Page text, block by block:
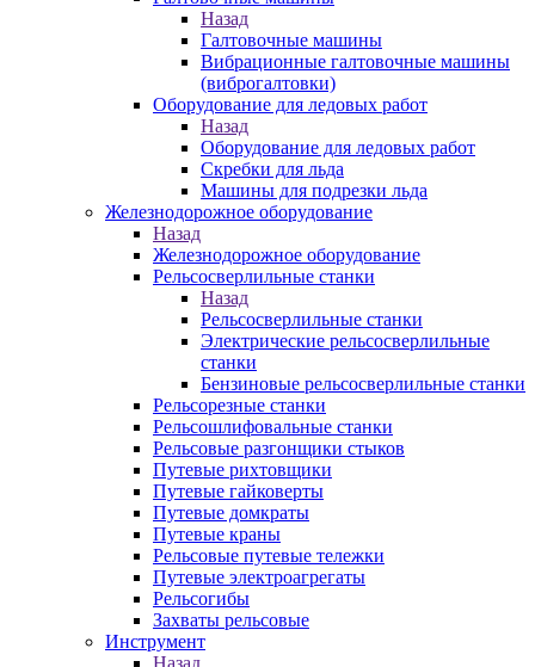
Назад
Галтовочные машины
Вибрационные галтовочные машины
(виброгалтовки)
Оборудование для ледовых работ
Назад
Оборудование для ледовых работ
Скребки для льда
Машины для подрезки льда
Железнодорожное оборудование
Назад
Железнодорожное оборудование
Рельсосверлильные станки
Назад
Рельсосверлильные станки
Электрические рельсосверлильные
станки
Бензиновые рельсосверлильные станки
Рельсорезные станки
Рельсошлифовальные станки
Рельсовые разгонщики стыков
Путевые рихтовщики
Путевые гайковерты
Путевые домкраты
Путевые краны
Рельсовые путевые тележки
Путевые электроагрегаты
Рельсогибы
Захваты рельсовые
Инструмент
Назад